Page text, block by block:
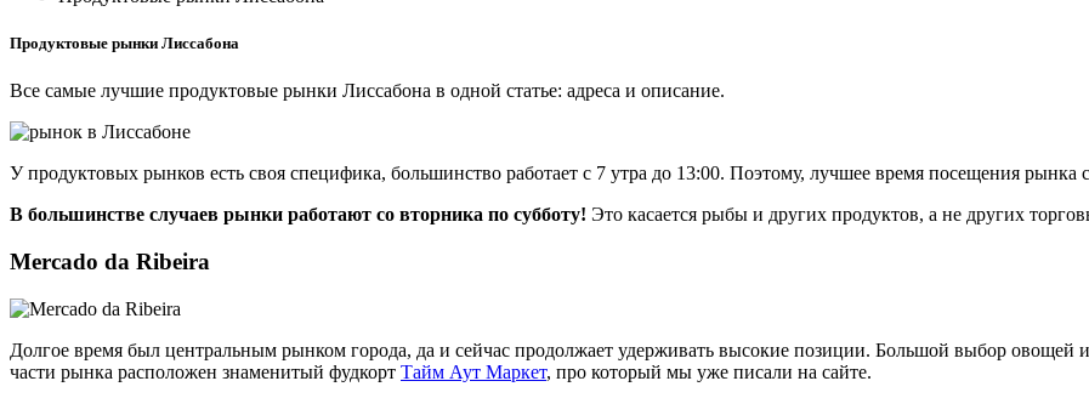
Продуктовые рынки Лиссабона
Все самые лучшие продуктовые рынки Лиссабона в одной статье: адреса и описание.
У продуктовых рынков есть своя специфика, большинство работает с 7 утра до 13:00. Поэтому, лучшее время посещения
В большинстве случаев рынки работают со вторника по субботу! Это касается рыбы и других продуктов, а не других
Mercado da Ribeira
Долгое время был центральным рынком города, да и сейчас продолжает удерживать высокие позиции. Большой выбор
части рынка расположен знаменитый фудкорт Тайм Аут Маркет, про который мы уже писали на сайте.